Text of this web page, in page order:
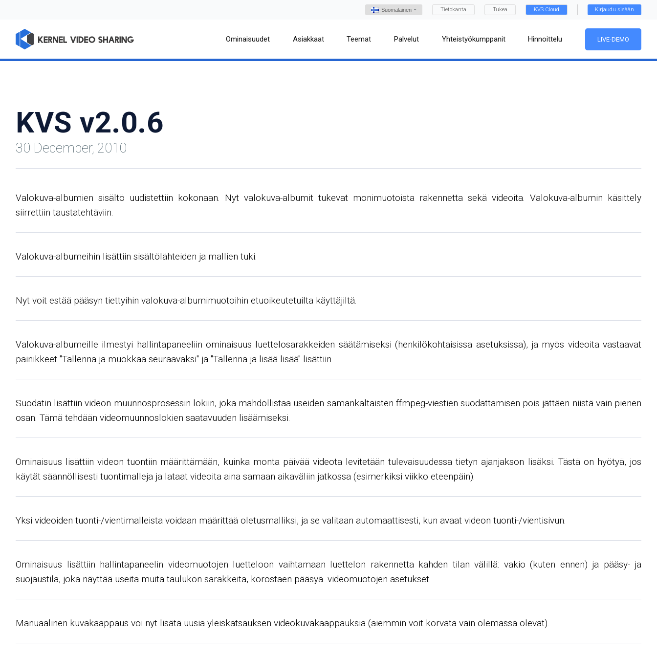
Suomalainen Tietokanta Tukea KVS Cloud Kirjaudu sisään
Ominaisuudet Asiakkaat Teemat Palvelut Yhteistyökumppanit Hinnoittelu LIVE-DEMO
KVS v2.0.6
30 December, 2010
Valokuva-albumien sisältö uudistettiin kokonaan. Nyt valokuva-albumit tukevat monimuotoista rakennetta sekä videoita. Valokuva-albumin käsittely
siirrettiin taustatehtäviin.
Valokuva-albumeihin lisättiin sisältölähteiden ja mallien tuki.
Nyt voit estää pääsyn tiettyihin valokuva-albumimuotoihin etuoikeutetuilta käyttäjiltä.
Valokuva-albumeille ilmestyi hallintapaneeliin ominaisuus luettelosarakkeiden säätämiseksi (henkilökohtaisissa asetuksissa), ja myös videoita vastaavat
painikkeet "Tallenna ja muokkaa seuraavaksi" ja "Tallenna ja lisää lisää" lisättiin.
Suodatin lisättiin videon muunnosprosessin lokiin, joka mahdollistaa useiden samankaltaisten ffmpeg-viestien suodattamisen pois jättäen niistä vain pienen
osan. Tämä tehdään videomuunnoslokien saatavuuden lisäämiseksi.
Ominaisuus lisättiin videon tuontiin määrittämään, kuinka monta päivää videota levitetään tulevaisuudessa tietyn ajanjakson lisäksi. Tästä on hyötyä, jos
käytät säännöllisesti tuontimalleja ja lataat videoita aina samaan aikaväliin jatkossa (esimerkiksi viikko eteenpäin).
Yksi videoiden tuonti-/vientimalleista voidaan määrittää oletusmalliksi, ja se valitaan automaattisesti, kun avaat videon tuonti-/vientisivun.
Ominaisuus lisättiin hallintapaneelin videomuotojen luetteloon vaihtamaan luettelon rakennetta kahden tilan välillä: vakio (kuten ennen) ja pääsy- ja
suojaustila, joka näyttää useita muita taulukon sarakkeita, korostaen pääsyä. videomuotojen asetukset.
Manuaalinen kuvakaappaus voi nyt lisätä uusia yleiskatsauksen videokuvakaappauksia (aiemmin voit korvata vain olemassa olevat).